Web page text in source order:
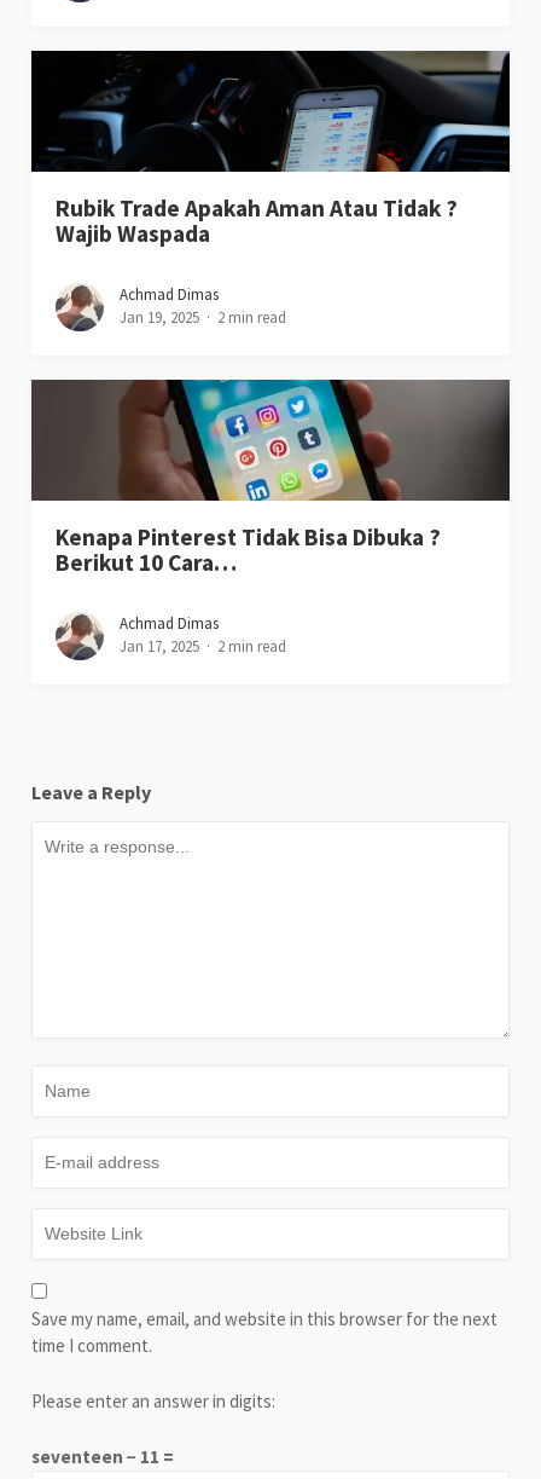
Rubik Trade Apakah Aman Atau Tidak ?
Wajib Waspada
Achmad Dimas
Jan 19, 2025
2 min read
Kenapa Pinterest Tidak Bisa Dibuka ?
Berikut 10 Cara…
Achmad Dimas
Jan 17, 2025
2 min read
Leave a Reply
Save my name, email, and website in this browser for the next
time I comment.
Please enter an answer in digits:
seventeen − 11 =